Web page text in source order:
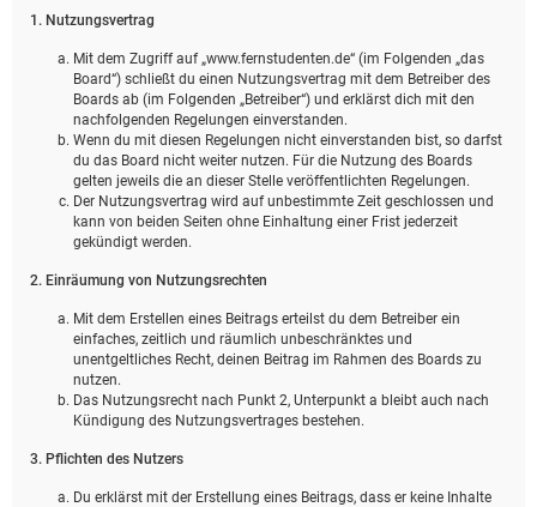
1. Nutzungsvertrag
Mit dem Zugriff auf „www.fernstudenten.de“ (im Folgenden „das
Board“) schließt du einen Nutzungsvertrag mit dem Betreiber des
Boards ab (im Folgenden „Betreiber“) und erklärst dich mit den
nachfolgenden Regelungen einverstanden.
Wenn du mit diesen Regelungen nicht einverstanden bist, so darfst
du das Board nicht weiter nutzen. Für die Nutzung des Boards
gelten jeweils die an dieser Stelle veröffentlichten Regelungen.
Der Nutzungsvertrag wird auf unbestimmte Zeit geschlossen und
kann von beiden Seiten ohne Einhaltung einer Frist jederzeit
gekündigt werden.
2. Einräumung von Nutzungsrechten
Mit dem Erstellen eines Beitrags erteilst du dem Betreiber ein
einfaches, zeitlich und räumlich unbeschränktes und
unentgeltliches Recht, deinen Beitrag im Rahmen des Boards zu
nutzen.
Das Nutzungsrecht nach Punkt 2, Unterpunkt a bleibt auch nach
Kündigung des Nutzungsvertrages bestehen.
3. Pflichten des Nutzers
Du erklärst mit der Erstellung eines Beitrags, dass er keine Inhalte